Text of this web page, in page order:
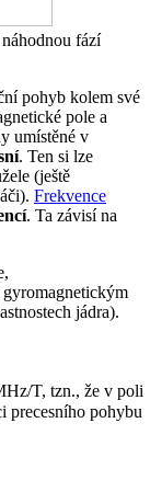
fází
pohyb kolem své
pole a
umístěné v
. Ten si lze
(ještě
Frekvence
. Ta závisí na
jádra).
T, tzn., že v poli
precesního pohybu